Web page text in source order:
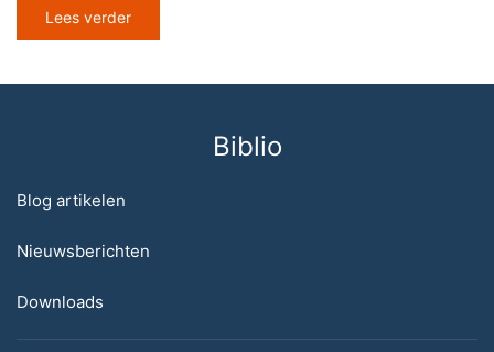
Lees verder
Biblio
Blog artikelen
Nieuwsberichten
Downloads